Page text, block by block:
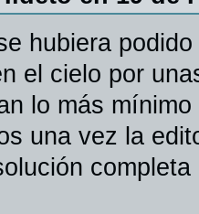
hubiera
el cielo por
lo más
una vez la